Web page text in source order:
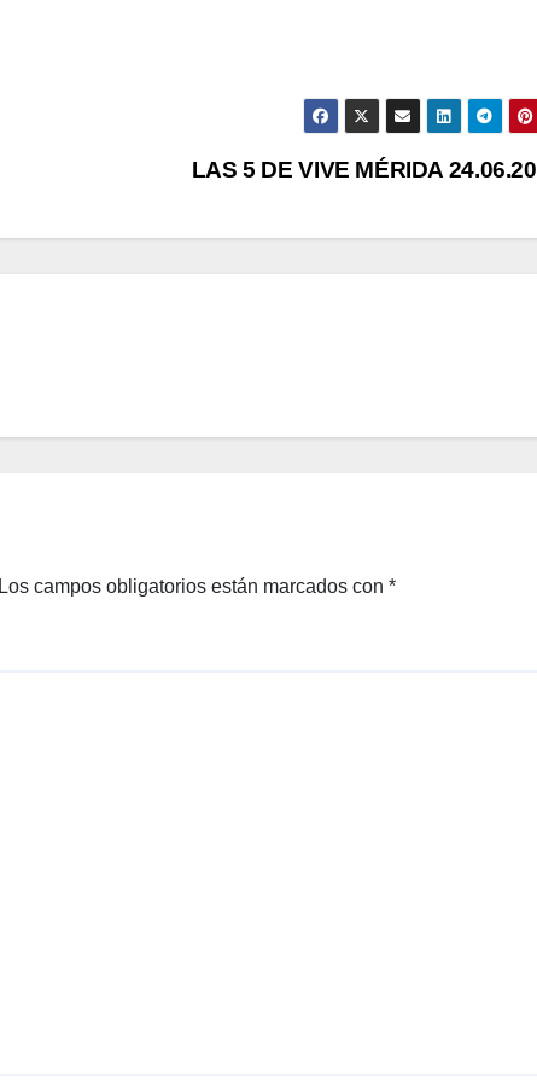
LAS 5 DE VIVE MÉRIDA
Los campos obligatorios están marcados con *